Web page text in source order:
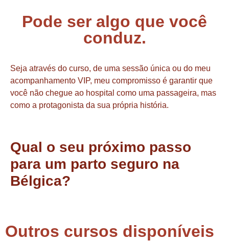
Pode ser algo que você
conduz.
Seja através do curso, de uma sessão única ou do meu
acompanhamento VIP, meu compromisso é garantir que
você não chegue ao hospital como uma passageira, mas
como a protagonista da sua própria história.
Qual o seu próximo passo
para um parto seguro na
Bélgica?
Outros cursos disponíveis